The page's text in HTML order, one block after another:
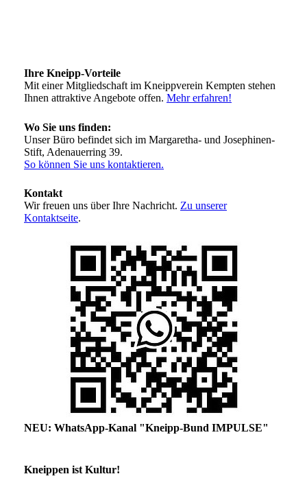
Ihre Kneipp-Vorteile
Mit einer Mitgliedschaft im Kneippverein Kempten stehen
Ihnen attraktive Angebote offen. Mehr erfahren!
Wo Sie uns finden:
Unser Büro befindet sich im Margaretha- und Josephinen-
Stift, Adenauerring 39.
So können Sie uns kontaktieren.
Kontakt
Wir freuen uns über Ihre Nachricht. Zu unserer
Kontaktseite.
NEU: WhatsApp-Kanal "Kneipp-Bund IMPULSE"
Kneippen ist Kultur!